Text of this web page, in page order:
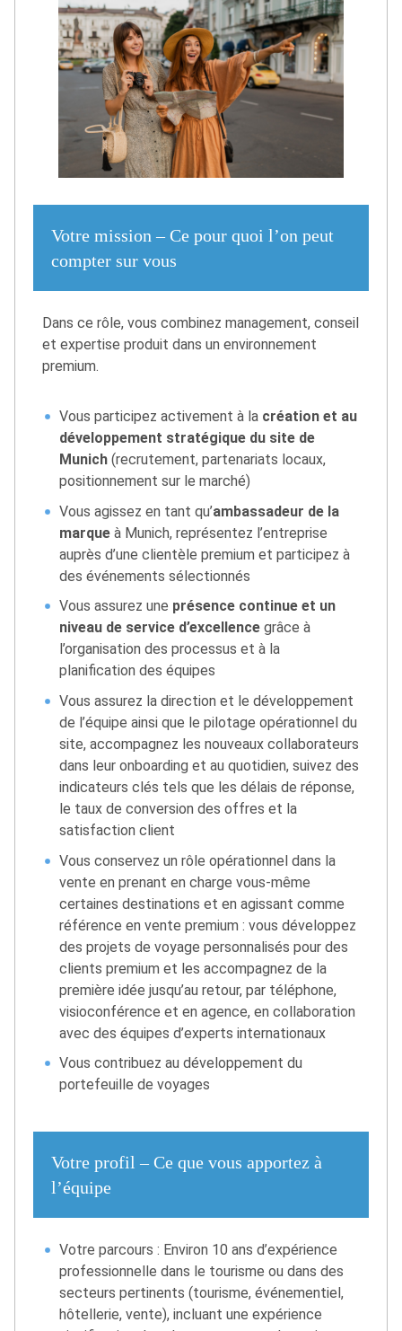
Votre mission – Ce pour quoi l’on peut
compter sur vous
Dans ce rôle, vous combinez management, conseil
et expertise produit dans un environnement
premium.
Vous participez activement à la création et au
développement stratégique du site de
Munich (recrutement, partenariats locaux,
positionnement sur le marché)
Vous agissez en tant qu’ambassadeur de la
marque à Munich, représentez l’entreprise
auprès d’une clientèle premium et participez à
des événements sélectionnés
Vous assurez une présence continue et un
niveau de service d’excellence grâce à
l’organisation des processus et à la
planification des équipes
Vous assurez la direction et le développement
de l’équipe ainsi que le pilotage opérationnel du
site, accompagnez les nouveaux collaborateurs
dans leur onboarding et au quotidien, suivez des
indicateurs clés tels que les délais de réponse,
le taux de conversion des offres et la
satisfaction client
Vous conservez un rôle opérationnel dans la
vente en prenant en charge vous-même
certaines destinations et en agissant comme
référence en vente premium : vous développez
des projets de voyage personnalisés pour des
clients premium et les accompagnez de la
première idée jusqu’au retour, par téléphone,
visioconférence et en agence, en collaboration
avec des équipes d’experts internationaux
Vous contribuez au développement du
portefeuille de voyages
Votre profil – Ce que vous apportez à
l’équipe
Votre parcours : Environ 10 ans d’expérience
professionnelle dans le tourisme ou dans des
secteurs pertinents (tourisme, événementiel,
hôtellerie, vente), incluant une expérience